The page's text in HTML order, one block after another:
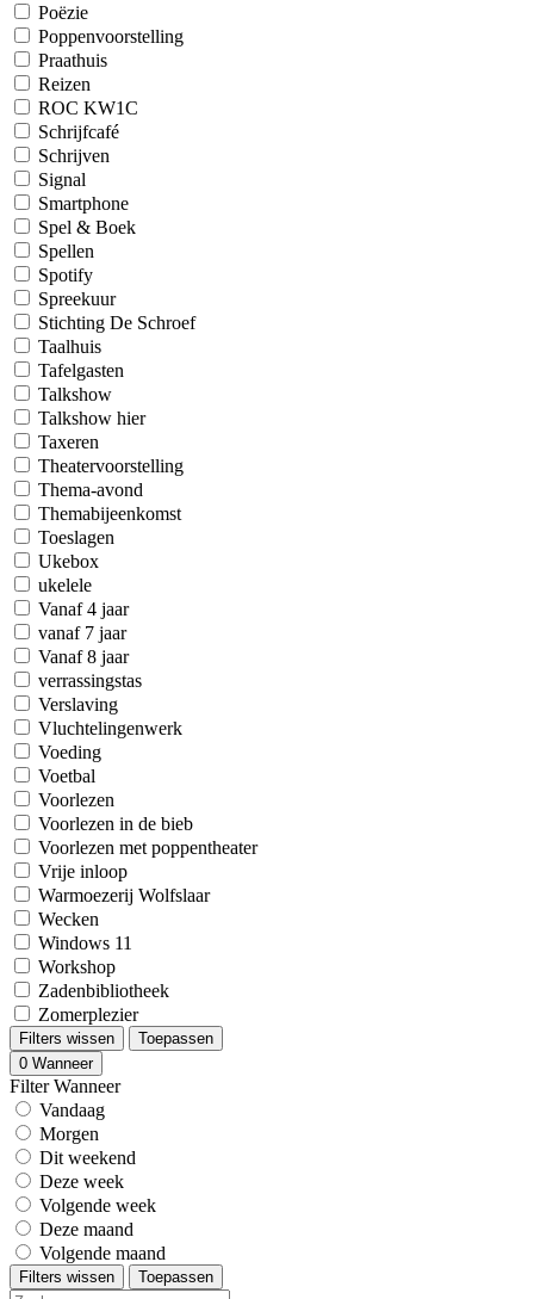
Poëzie
Poppenvoorstelling
Praathuis
Reizen
ROC KW1C
Schrijfcafé
Schrijven
Signal
Smartphone
Spel & Boek
Spellen
Spotify
Spreekuur
Stichting De Schroef
Taalhuis
Tafelgasten
Talkshow
Talkshow hier
Taxeren
Theatervoorstelling
Thema-avond
Themabijeenkomst
Toeslagen
Ukebox
ukelele
Vanaf 4 jaar
vanaf 7 jaar
Vanaf 8 jaar
verrassingstas
Verslaving
Vluchtelingenwerk
Voeding
Voetbal
Voorlezen
Voorlezen in de bieb
Voorlezen met poppentheater
Vrije inloop
Warmoezerij Wolfslaar
Wecken
Windows 11
Workshop
Zadenbibliotheek
Zomerplezier
Filters wissen
Toepassen
0 Wanneer
Filter Wanneer
Vandaag
Morgen
Dit weekend
Deze week
Volgende week
Deze maand
Volgende maand
Filters wissen Toepassen